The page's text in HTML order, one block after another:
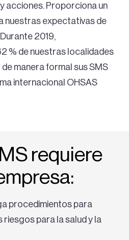
acciones. Proporciona un
nuestras expectativas de
2019,
% de nuestras localidades
manera formal sus SMS
internacional OHSAS
requiere
procedimientos para
riesgos para la salud y la